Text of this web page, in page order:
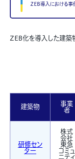
ZEB導入における事
ZEB化を導入した建築
建築物
事業
者
研修セン
ター
株式
会社
東急
コミュ
ニティ